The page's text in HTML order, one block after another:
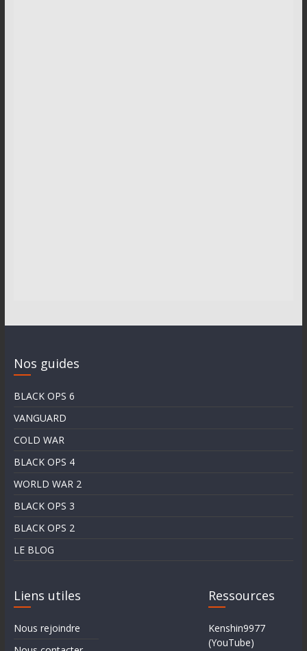
Nos guides
BLACK OPS 6
VANGUARD
COLD WAR
BLACK OPS 4
WORLD WAR 2
BLACK OPS 3
BLACK OPS 2
LE BLOG
Liens utiles
Nous rejoindre
Ressources
Kenshin9977
(YouTube)